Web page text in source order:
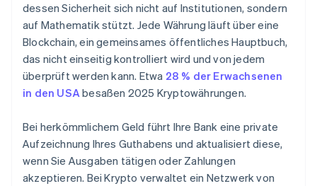
dessen Sicherheit sich nicht auf Institutionen, sondern
auf Mathematik stützt. Jede Währung läuft über eine
Blockchain, ein gemeinsames öffentliches Hauptbuch,
das nicht einseitig kontrolliert wird und von jedem
überprüft werden kann. Etwa 28 % der Erwachsenen
in den USAbesaßen 2025 Kryptowährungen.
Bei herkömmlichem Geld führt Ihre Bank eine private
Aufzeichnung Ihres Guthabens und aktualisiert diese,
wenn Sie Ausgaben tätigen oder Zahlungen
akzeptieren. Bei Krypto verwaltet ein Netzwerk von